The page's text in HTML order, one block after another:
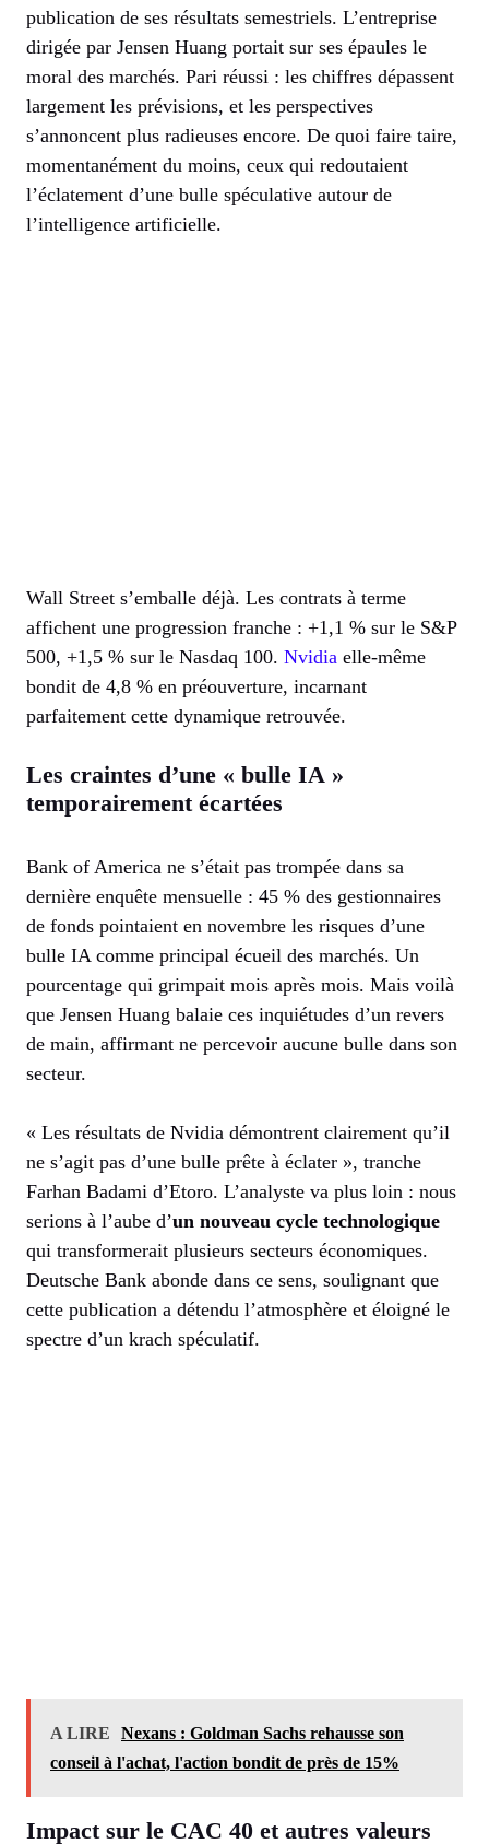
publication de ses résultats semestriels. L’entreprise
dirigée par Jensen Huang portait sur ses épaules le
moral des marchés. Pari réussi : les chiffres dépassent
largement les prévisions, et les perspectives
s’annoncent plus radieuses encore. De quoi faire taire,
momentanément du moins, ceux qui redoutaient
l’éclatement d’une bulle spéculative autour de
l’intelligence artificielle.
Wall Street s’emballe déjà. Les contrats à terme
affichent une progression franche : +1,1 % sur le S&P
500, +1,5 % sur le Nasdaq 100. Nvidia elle-même
bondit de 4,8 % en préouverture, incarnant
parfaitement cette dynamique retrouvée.
Les craintes d’une « bulle IA »
temporairement écartées
Bank of America ne s’était pas trompée dans sa
dernière enquête mensuelle : 45 % des gestionnaires
de fonds pointaient en novembre les risques d’une
bulle IA comme principal écueil des marchés. Un
pourcentage qui grimpait mois après mois. Mais voilà
que Jensen Huang balaie ces inquiétudes d’un revers
de main, affirmant ne percevoir aucune bulle dans son
secteur.
« Les résultats de Nvidia démontrent clairement qu’il
ne s’agit pas d’une bulle prête à éclater », tranche
Farhan Badami d’Etoro. L’analyste va plus loin : nous
serions à l’aube d’un nouveau cycle technologique
qui transformerait plusieurs secteurs économiques.
Deutsche Bank abonde dans ce sens, soulignant que
cette publication a détendu l’atmosphère et éloigné le
spectre d’un krach spéculatif.
A LIRE
Nexans : Goldman Sachs rehausse son
conseil à l'achat, l'action bondit de près de 15%
Impact sur le CAC 40 et autres valeurs